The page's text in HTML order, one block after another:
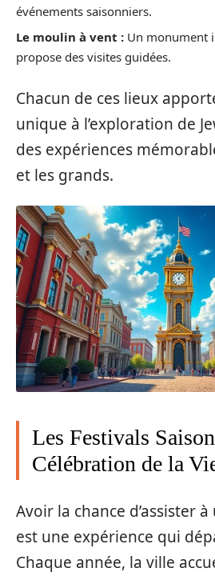
événements saisonniers.
Le moulin à vent : Un monument
propose des visites guidées.
Chacun de ces lieux
unique à l’exploration de
des expériences
et les grands.
Les Festivals
Célébration de la
Avoir la chance d’assister
est une expérience qui
Chaque année, la ville